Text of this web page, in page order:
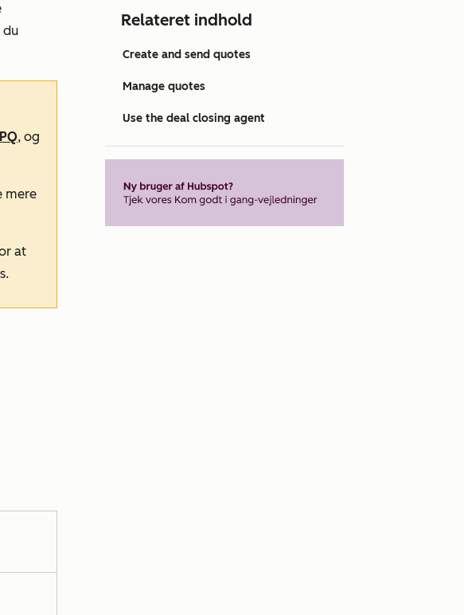
du
, og
mere
at
Relateret indhold
Create and send quotes
Manage quotes
Use the deal closing agent